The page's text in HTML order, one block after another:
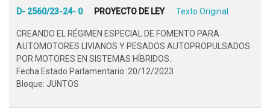
D- 2560/23-24- 0 PROYECTO DE LEY Texto Original
CREANDO EL RÉGIMEN ESPECIAL DE FOMENTO PARA
AUTOMOTORES LIVIANOS Y PESADOS AUTOPROPULSADOS
POR MOTORES EN SISTEMAS HÍBRIDOS..
Fecha Estado Parlamentario: 20/12/2023
Bloque: JUNTOS